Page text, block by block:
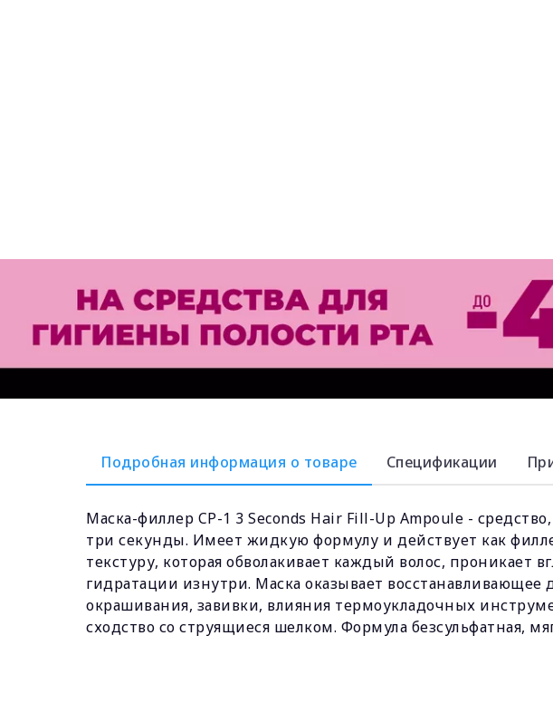
Подробная информация о товаре Спецификации
Маска-филлер CP-1 3 Seconds Hair Fill-Up Ampoule -
три секунды. Имеет жидкую формулу и действует как
текстуру, которая обволакивает каждый волос, проникает
гидратации изнутри. Маска оказывает
окрашивания, завивки, влияния термоукладочных
сходство со струящиеся шелком. Формула безсульфатная,